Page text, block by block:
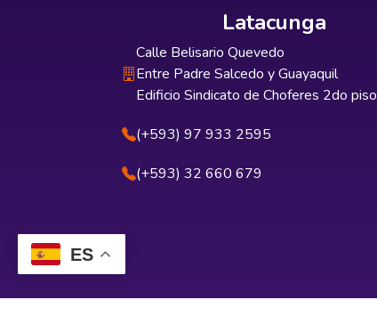
ES
Latacunga
Calle Belisario Quevedo
Entre Padre Salcedo y Guayaquil
Edificio Sindicato de Choferes 2do piso
(+593) 97 933 2595
(+593) 32 660 679